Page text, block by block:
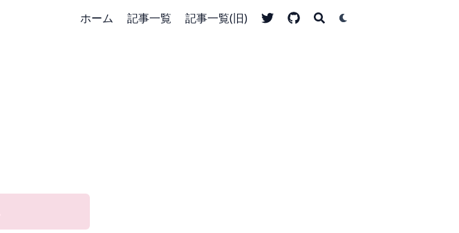
ホーム 記事一覧 記事一覧(旧)